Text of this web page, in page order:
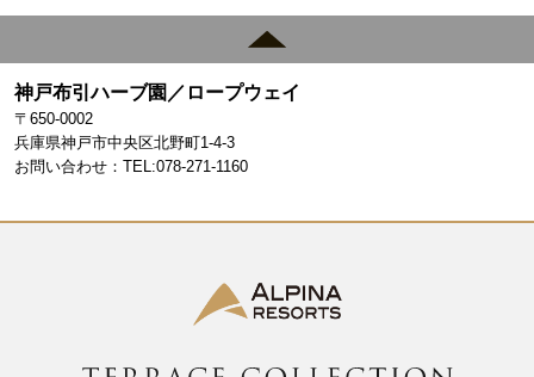
e
b
gr
a
神戸布引ハーブ園／ロープウェイ
〒650-0002
兵庫県神戸市中央区北野町1-4-3
お問い合わせ：TEL:078-271-1160